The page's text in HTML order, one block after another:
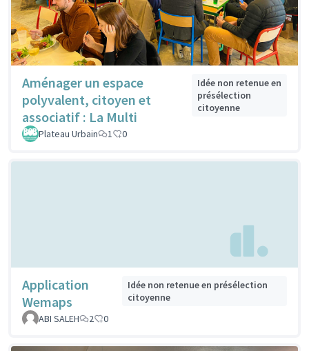
Aménager un espace
polyvalent, citoyen et
associatif : La Multi
Idée non retenue en
présélection
citoyenne
Plateau Urbain 1 0
Application
Wemaps
Idée non retenue en présélection
citoyenne
ABI SALEH
2 0